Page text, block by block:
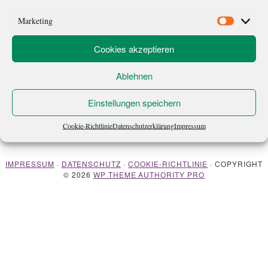
Marketing
Cookies akzeptieren
Ablehnen
Einstellungen speichern
Cookie-RichtlinieDatenschutzerklärungImpressum
behaupten der heimatliche Kreisklassenverein könne die Bayern
schlagen – also […]
IMPRESSUM · DATENSCHUTZ ·COOKIE-RICHTLINIE · COPYRIGHT
© 2026 WP THEME AUTHORITY PRO